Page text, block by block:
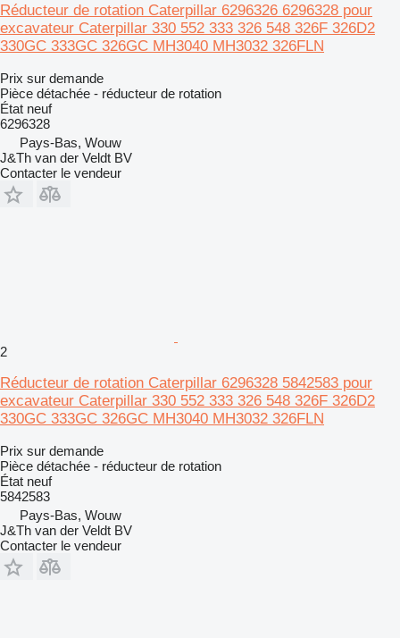
Réducteur de rotation Caterpillar 6296326 6296328 pour
excavateur Caterpillar 330 552 333 326 548 326F 326D2
330GC 333GC 326GC MH3040 MH3032 326FLN
Prix sur demande
Pièce détachée - réducteur de rotation
État neuf
6296328
Pays-Bas, Wouw
J&Th van der Veldt BV
Contacter le vendeur
2
Réducteur de rotation Caterpillar 6296328 5842583 pour
excavateur Caterpillar 330 552 333 326 548 326F 326D2
330GC 333GC 326GC MH3040 MH3032 326FLN
Prix sur demande
Pièce détachée - réducteur de rotation
État neuf
5842583
Pays-Bas, Wouw
J&Th van der Veldt BV
Contacter le vendeur